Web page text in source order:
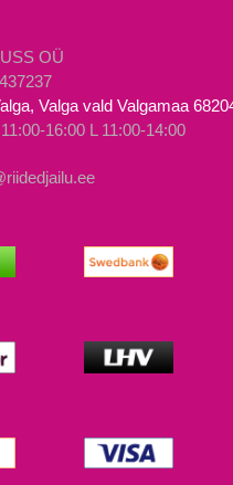
OÜ
Valga vald Valgamaa
16:00 L 11:00-14:00